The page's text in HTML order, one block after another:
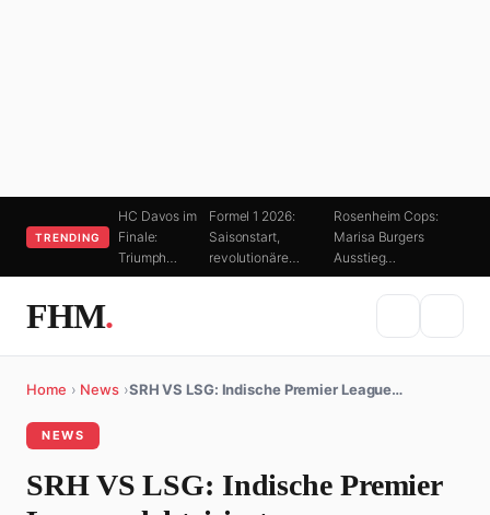
TRENDING
HC Davos im
Finale:
Triumph…
Formel 1 2026:
Saisonstart,
revolutionäre…
Rosenheim Cops:
Marisa Burgers
Ausstieg…
FHM.
Home › News ›SRH VS LSG: Indische Premier League…
NEWS
SRH VS LSG: Indische Premier